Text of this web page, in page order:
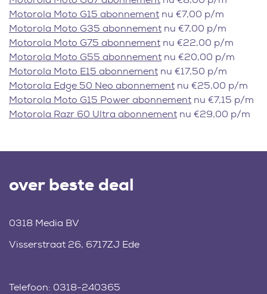
Motorola Moto G15 abonnement nu €7,00 p/m
Motorola Moto G35 abonnement nu €7,00 p/m
Motorola Moto G75 abonnement nu €22,00 p/m
Motorola Moto G55 abonnement nu €20,00 p/m
Motorola Moto E15 abonnement nu €17,50 p/m
Motorola Edge 50 Neo abonnement nu €25,00 p/m
Motorola Moto G15 Power abonnement nu €7,15 p/m
Motorola Razr 60 Ultra abonnement nu €29,00 p/m
over beste deal
0318 Media BV
Visserstraat 26, 6717ZJ Ede
Telefoon: 0318-240365